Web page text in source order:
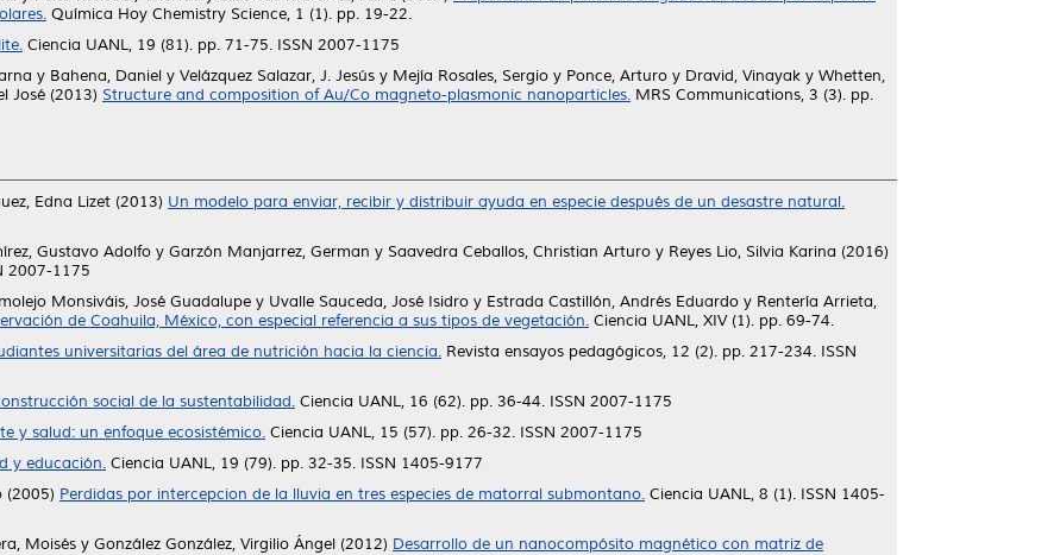
Química Hoy Chemistry Science, 1 (1). pp. 19-22.
Ciencia UANL, 19 (81). pp. 71-75. ISSN 2007-1175
y Bahena, Daniel y Velázquez Salazar, J. Jesús y Mejía Rosales, Sergio y Ponce, Arturo y Dravid, Vinayak y Whetten,
José (2013) Structure and composition of Au/Co magneto-plasmonic nanoparticles. MRS Communications, 3 (3). pp.
Edna Lizet (2013) Un modelo para enviar, recibir y distribuir ayuda en especie después de un desastre natural.
Gustavo Adolfo y Garzón Manjarrez, German y Saavedra Ceballos, Christian Arturo y Reyes Lio, Silvia Karina (2016)
2007-1175
Monsiváis, José Guadalupe y Uvalle Sauceda, José Isidro y Estrada Castillón, Andrés Eduardo y Rentería Arrieta,
de Coahuila, México, con especial referencia a sus tipos de vegetación. Ciencia UANL, XIV (1). pp. 69-74.
universitarias del área de nutrición hacia la ciencia. Revista ensayos pedagógicos, 12 (2). pp. 217-234. ISSN
social de la sustentabilidad. Ciencia UANL, 16 (62). pp. 36-44. ISSN 2007-1175
y salud: un enfoque ecosistémico. Ciencia UANL, 15 (57). pp. 26-32. ISSN 2007-1175
y educación. Ciencia UANL, 19 (79). pp. 32-35. ISSN 1405-9177
(2005) Perdidas por intercepcion de la lluvia en tres especies de matorral submontano. Ciencia UANL, 8 (1). ISSN 1405-
Moisés y González González, Virgilio Ángel (2012) Desarrollo de un nanocompósito magnético con matriz de